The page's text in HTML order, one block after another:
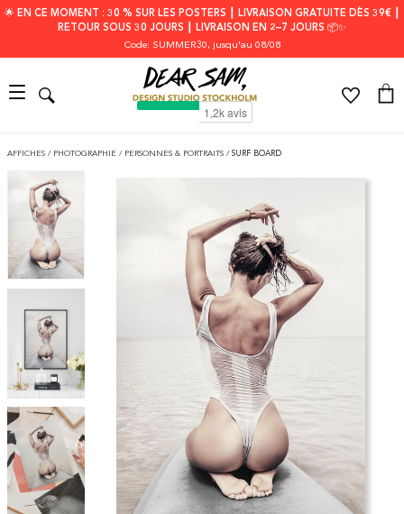
🌟 EN CE MOMENT : 30 % SUR LES POSTERS ┃ LIVRAISON GRATUITE DÈS 39€ ┃
RETOUR SOUS 30 JOURS ┃ LIVRAISON EN 2–7 JOURS 📦✨
Code: SUMMER30, jusqu'au 08/08
AFFICHES / PHOTOGRAPHIE / PERSONNES & PORTRAITS / SURF BOARD